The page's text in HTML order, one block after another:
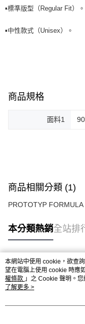
▪️標準版型（Regular Fit）。
▪️中性款式（Unisex）。
商品規格
面料1
商品相關分類 (1)
PROTOTYP FORMULA
本分類熱銷全站排
熱門標籤
本網站中使用 cookie，欲查
望在電腦上使用 cookie 時應
權條款 」之 Cookie 聲明。
用條款之 Cookie 聲明使用
了解更多 >